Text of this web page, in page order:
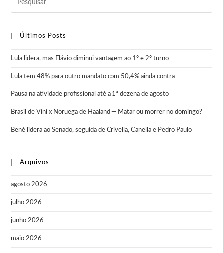
Últimos Posts
Lula lidera, mas Flávio diminui vantagem ao 1º e 2º turno
Lula tem 48% para outro mandato com 50,4% ainda contra
Pausa na atividade profissional até a 1ª dezena de agosto
Brasil de Vini x Noruega de Haaland — Matar ou morrer no domingo?
Bené lidera ao Senado, seguida de Crivella, Canella e Pedro Paulo
Arquivos
agosto 2026
julho 2026
junho 2026
maio 2026